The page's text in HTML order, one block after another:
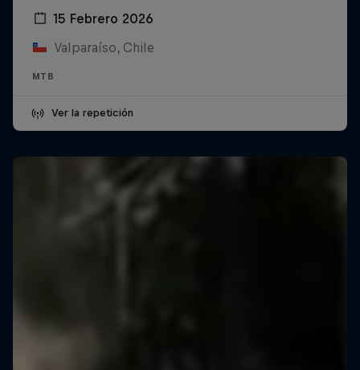
15 Febrero 2026
Valparaíso, Chile
MTB
Ver la repetición